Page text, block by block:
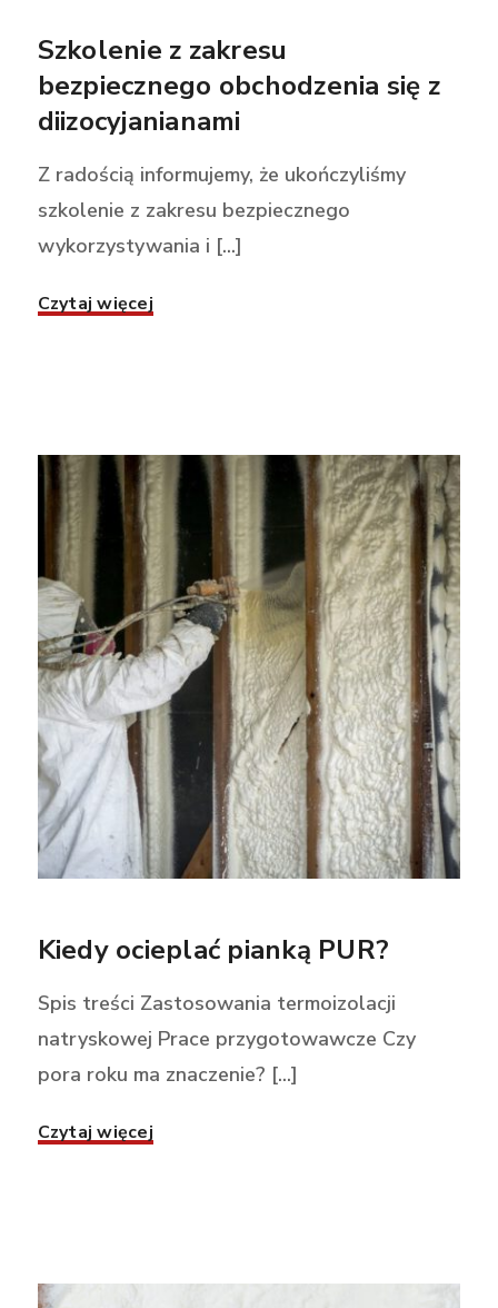
Szkolenie z zakresu
bezpiecznego obchodzenia się z
diizocyjanianami
Z radością informujemy, że ukończyliśmy
szkolenie z zakresu bezpiecznego
wykorzystywania i [...]
Czytaj więcej
Kiedy ocieplać pianką PUR?
Spis treści Zastosowania termoizolacji
natryskowej Prace przygotowawcze Czy
pora roku ma znaczenie? [...]
Czytaj więcej